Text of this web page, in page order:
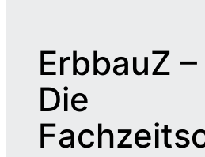
ErbbauZ –
Die